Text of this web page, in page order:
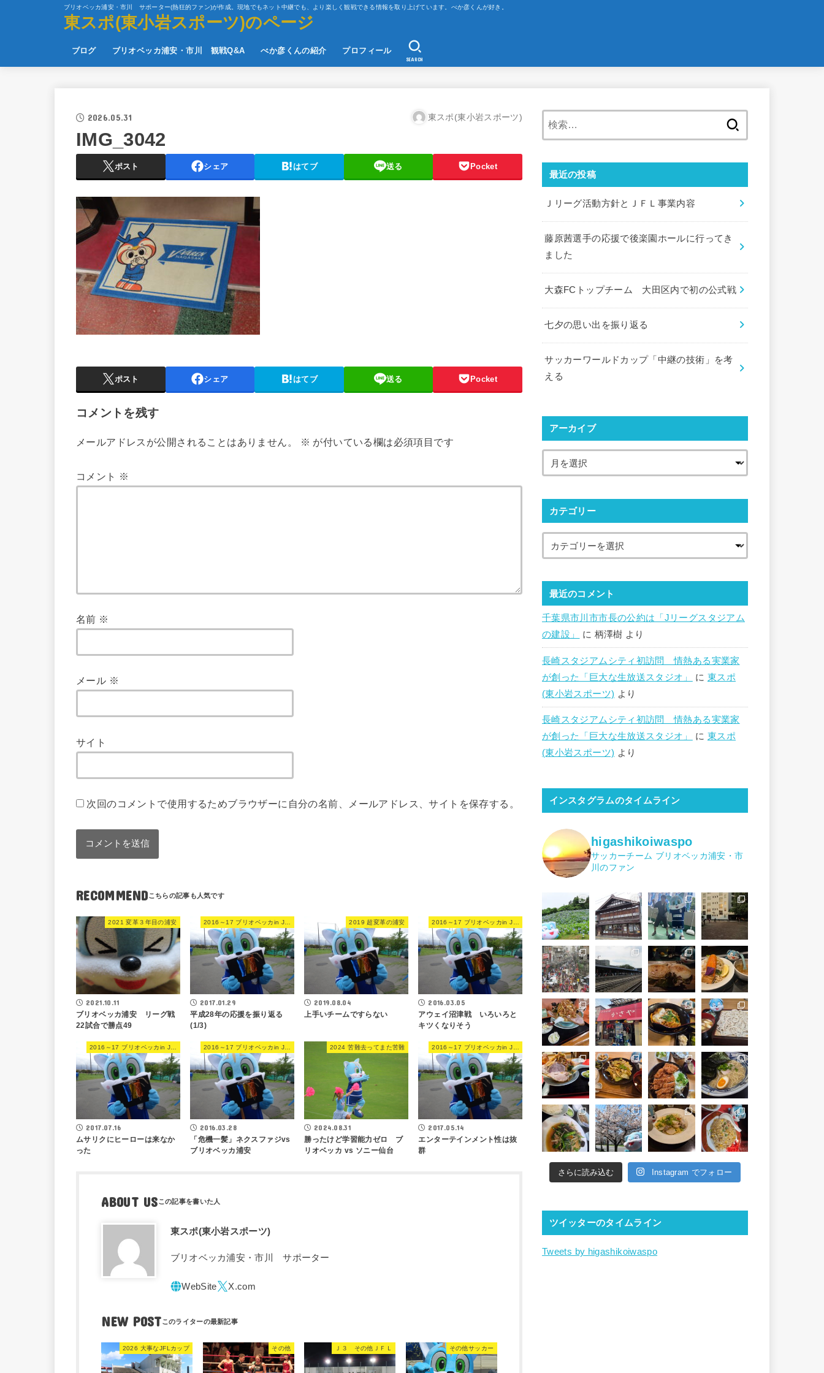
ブリオベッカ浦安・市川 サポーター(熱狂的ファン)が作成。現地でもネット中継でも、より楽しく観戦できる情報を取り上げています。べか彦くんが好き。
東スポ(東小岩スポーツ)のページ
ブログ ブリオベッカ浦安・市川 観戦Q&A べか彦くんの紹介 プロフィール
SEARCH
2026.05.31 東スポ(東小岩スポーツ)
IMG_3042
ポスト シェア はてブ 送る Pocket
ポスト シェア はてブ 送る Pocket
コメントを残す
メールアドレスが公開されることはありません。 ※ が付いている欄は必須項目です
コメント ※
名前 ※
メール ※
サイト
次回のコメントで使用するためブラウザーに自分の名前、メールアドレス、サイトを保存する。
RECOMMEND
2021 変革３年目の浦安
2021.10.11
ブリオベッカ浦安 リーグ戦
22試合で勝点49
2017.01.29
平成28年の応援を振り返る
(1/3)
2019 超変革の浦安
2019.08.04
上手いチームですらない
2016.03.05
アウェイ沼津戦 いろいろと
キツくなりそう
2017.07.16
ムサリクにヒーローは来なか
った
2016.03.28
「危機一髪」ネクスファジvs
ブリオベッカ浦安
2024 苦難去ってまた苦難
2024.08.31
勝ったけど学習能力ゼロ ブ
リオベッカ vs ソニー仙台
2017.05.14
エンターテインメント性は抜
群
ABOUT US
東スポ(東小岩スポーツ)
ブリオベッカ浦安・市川 サポーター
NEW POST
2026 大事なJFLカップ その他 Ｊ３ その他ＪＦＬ その他サッカー
最近の投稿
Ｊリーグ活動方針とＪＦＬ事業内容
藤原茜選手の応援で後楽園ホールに行ってき
ました
大森FCトップチーム 大田区内で初の公式戦
七夕の思い出を振り返る
サッカーワールドカップ「中継の技術」を考
える
アーカイブ
カテゴリー
最近のコメント
千葉県市川市市長の公約は「Jリーグスタジアム
の建設」
に 柄澤樹 より
長崎スタジアムシティ初訪問 情熱ある実業家
が創った「巨大な生放送スタジオ」
に 東スポ
(東小岩スポーツ) より
長崎スタジアムシティ初訪問 情熱ある実業家
が創った「巨大な生放送スタジオ」
に 東スポ
(東小岩スポーツ) より
インスタグラムのタイムライン
higashikoiwaspo
サッカーチーム ブリオベッカ浦安・市
川のファン
さらに読み込む Instagram でフォロー
ツイッターのタイムライン
Tweets by higashikoiwaspo